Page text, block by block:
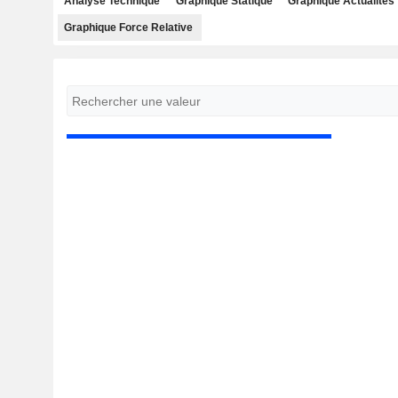
Graphique Force Relative